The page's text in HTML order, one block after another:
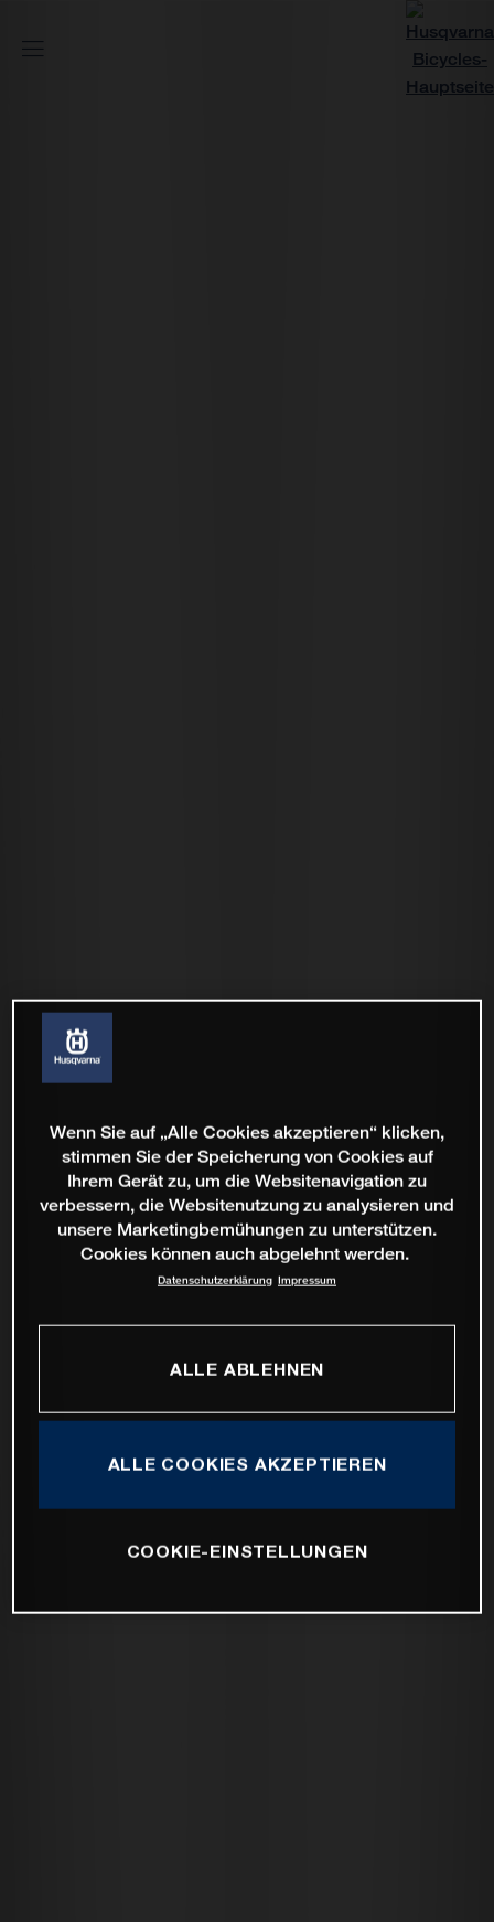
Wenn Sie auf „Alle Cookies akzeptieren“ klicken,
stimmen Sie der Speicherung von Cookies auf
Ihrem Gerät zu, um die Websitenavigation zu
verbessern, die Websitenutzung zu analysieren und
unsere Marketingbemühungen zu unterstützen.
Cookies können auch abgelehnt werden.
Datenschutzerklärung Impressum
ALLE ABLEHNEN
ALLE COOKIES AKZEPTIEREN
COOKIE-EINSTELLUNGEN